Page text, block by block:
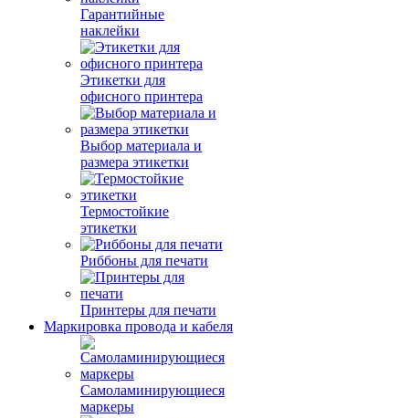
Гарантийные
наклейки
Этикетки для
офисного принтера
Выбор материала и
размера этикетки
Термостойкие
этикетки
Риббоны для печати
Принтеры для печати
Маркировка провода и кабеля
Самоламинирующиеся
маркеры